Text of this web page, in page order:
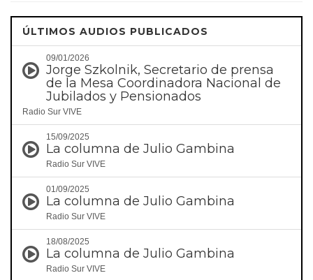
ÚLTIMOS AUDIOS PUBLICADOS
09/01/2026
Jorge Szkolnik, Secretario de prensa
de la Mesa Coordinadora Nacional de
Jubilados y Pensionados
Radio Sur VIVE
15/09/2025
La columna de Julio Gambina
Radio Sur VIVE
01/09/2025
La columna de Julio Gambina
Radio Sur VIVE
18/08/2025
La columna de Julio Gambina
Radio Sur VIVE